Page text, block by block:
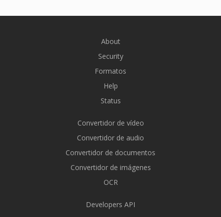
About
Security
Formatos
Help
Status
Convertidor de vídeo
Convertidor de audio
Convertidor de documentos
Convertidor de imágenes
OCR
Developers API